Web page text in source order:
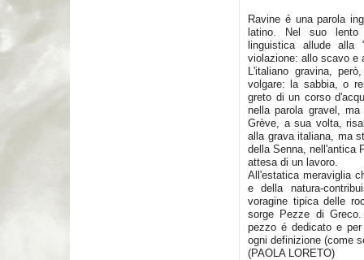
Ravine é una parola
latino. Nel suo lento
linguistica allude alla
violazione: allo scavo e
L'italiano gravina,
volgare: la sabbia, o
greto di un corso
nella parola gravel,
Grève, a sua volta,
alla grava italiana, ma
della Senna, nell'antica
attesa di un lavoro.
All'estatica meraviglia
e della natura-
voragine tipica delle
sorge Pezze di
pezzo é dedicato e
ogni definizione (come
(PAOLA LORETO)